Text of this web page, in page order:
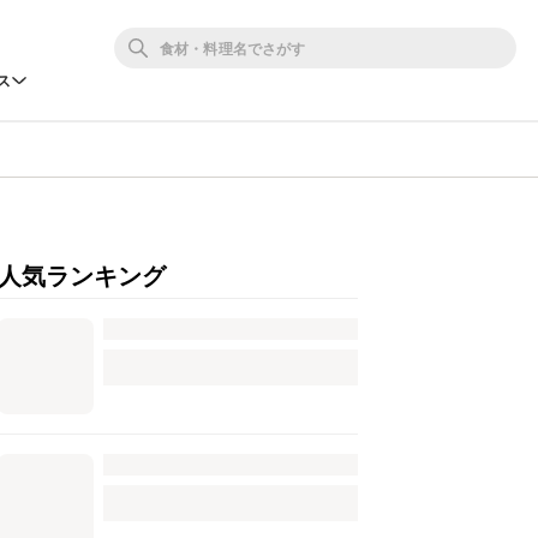
人気ランキング